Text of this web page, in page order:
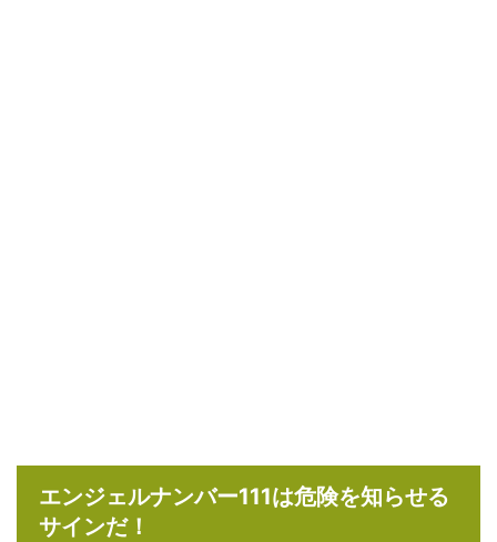
エンジェルナンバー111は危険を知らせる
サインだ！